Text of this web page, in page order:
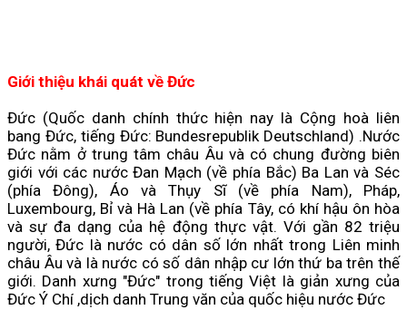
Giới thiệu khái quát về Đức
Đức (Quốc danh chính thức hiện nay là Cộng hoà liên
bang Đức, tiếng Đức: Bundesrepublik Deutschland) .Nước
Đức nằm ở trung tâm châu Âu và có chung đường biên
giới với các nước Đan Mạch (về phía Bắc) Ba Lan và Séc
(phía Đông), Áo và Thụy Sĩ (về phía Nam), Pháp,
Luxembourg, Bỉ và Hà Lan (về phía Tây, có khí hậu ôn hòa
và sự đa dạng của hệ động thực vật. Với gần 82 triệu
người, Đức là nước có dân số lớn nhất trong Liên minh
châu Âu và là nước có số dân nhập cư lớn thứ ba trên thế
giới. Danh xưng "Đức" trong tiếng Việt là giản xưng của
Đức Ý Chí ,dịch danh Trung văn của quốc hiệu nước Đức